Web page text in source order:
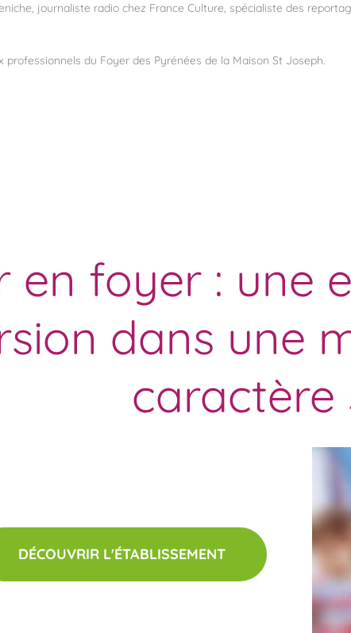
journaliste radio chez France Culture, spécialiste des
du Foyer des Pyrénées de la Maison St Joseph.
en foyer : une
dans une
caractère
DÉCOUVRIR L'ÉTABLISSEMENT